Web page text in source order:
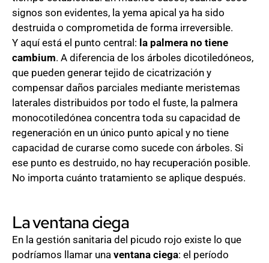
signos son evidentes, la yema apical ya ha sido
destruida o comprometida de forma irreversible.
Y aquí está el punto central: la palmera no tiene
cambium. A diferencia de los árboles dicotiledóneos,
que pueden generar tejido de cicatrización y
compensar daños parciales mediante meristemas
laterales distribuidos por todo el fuste, la palmera
monocotiledónea concentra toda su capacidad de
regeneración en un único punto apical y no tiene
capacidad de curarse como sucede con árboles. Si
ese punto es destruido, no hay recuperación posible.
No importa cuánto tratamiento se aplique después.
La ventana ciega
En la gestión sanitaria del picudo rojo existe lo que
podríamos llamar una ventana ciega: el período